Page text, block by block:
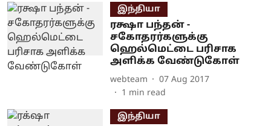
இந்தியா
ரக்ஷா பந்தன் -
சகோதரர்களுக்கு
ஹெல்மெட்டை பரிசாக
அளிக்க வேண்டுகோள்
webteam
07 Aug 2017
1 min read
இந்தியா